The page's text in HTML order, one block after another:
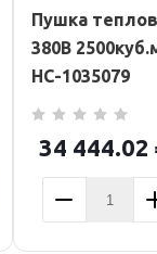
Пушка
380В
НС-1035079
34 444.02